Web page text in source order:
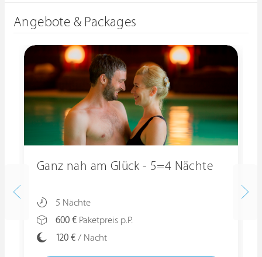
Angebote & Packages
Ganz nah am Glück - 5=4 Nächte
5 Nächte
600 € Paketpreis p.P.
120 € / Nacht